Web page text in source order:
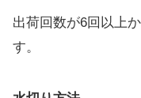
出荷回数が6回以上
す。